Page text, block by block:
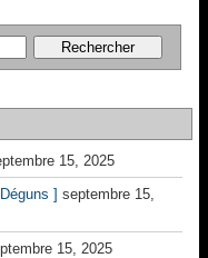
15, 2025
] septembre 15,
15, 2025